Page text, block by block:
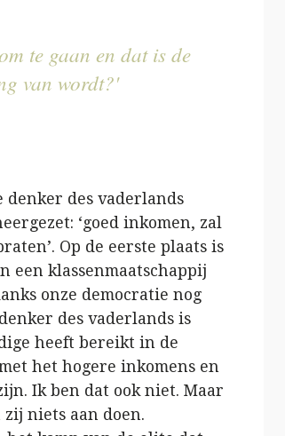
te gaan en dat is de
van wordt?'
des vaderlands
‘goed inkomen, zal
Op de eerste plaats is
klassenmaatschappij
onze democratie nog
des vaderlands is
heeft bereikt in de
het hogere inkomens en
Ik ben dat ook niet. Maar
niets aan doen.